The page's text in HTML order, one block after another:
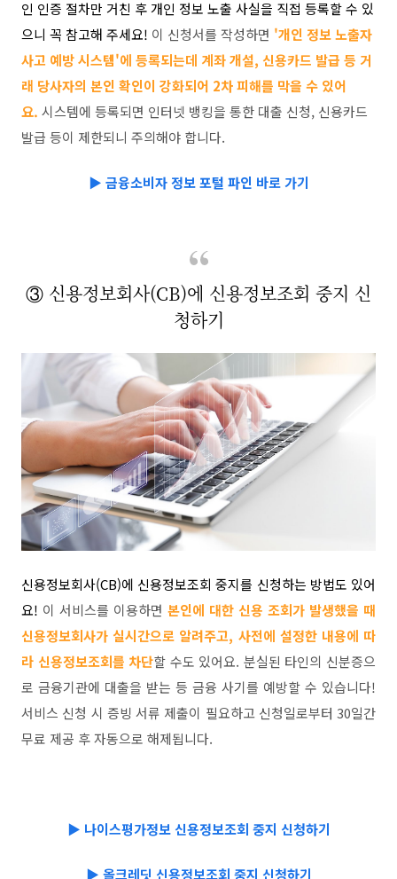
인 인증 절차만 거친 후 개인 정보 노출 사실을 직접 등록할 수 있
으니 꼭 참고해 주세요! 이 신청서를 작성하면 '개인 정보 노출자
사고 예방 시스템'에 등록되는데 계좌 개설, 신용카드 발급 등 거
래 당사자의 본인 확인이 강화되어 2차 피해를 막을 수 있어
요. 시스템에 등록되면 인터넷 뱅킹을 통한 대출 신청, 신용카드
발급 등이 제한되니 주의해야 합니다.
▶ 금융소비자 정보 포털 파인 바로 가기
③ 신용정보회사(CB)에 신용정보조회 중지 신
청하기
신용정보회사(CB)에 신용정보조회 중지를 신청하는 방법도 있어
요! 이 서비스를 이용하면 본인에 대한 신용 조회가 발생했을 때
신용정보회사가 실시간으로 알려주고, 사전에 설정한 내용에 따
라 신용정보조회를 차단할 수도 있어요. 분실된 타인의 신분증으
로 금융기관에 대출을 받는 등 금융 사기를 예방할 수 있습니다!
서비스 신청 시 증빙 서류 제출이 필요하고 신청일로부터 30일간
무료 제공 후 자동으로 해제됩니다.
▶ 나이스평가정보 신용정보조회 중지 신청하기
▶ 올크레딧 신용정보조회 중지 신청하기